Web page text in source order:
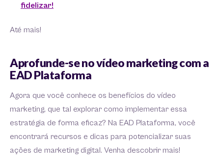
fidelizar!
Até mais!
Aprofunde-se no vídeo marketing com a
EAD Plataforma
Agora que você conhece os benefícios do vídeo
marketing, que tal explorar como implementar essa
estratégia de forma eficaz? Na EAD Plataforma, você
encontrará recursos e dicas para potencializar suas
ações de marketing digital. Venha descobrir mais!